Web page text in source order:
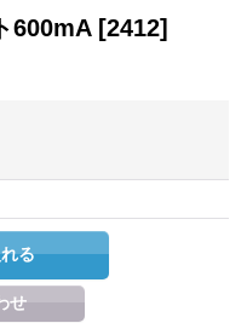
600mA [2412]